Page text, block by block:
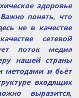
здоровье
понять, что
не в качестве
сетевой
поток медиа
нашей страны
методами и бьёт
входящих
выразится,